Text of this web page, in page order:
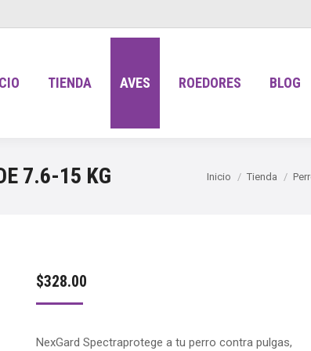
TIENDA AVES ROEDORES BLOG
7.6-15 KG Estás aquí:
Inicio Tienda
$328.00
NexGard Spectraprotege a tu perro contra pulgas,